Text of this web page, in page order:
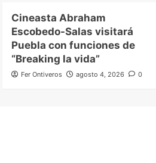
Cineasta Abraham
Escobedo-Salas visitará
Puebla con funciones de
“Breaking la vida”
Fer Ontiveros agosto 4, 2026 0